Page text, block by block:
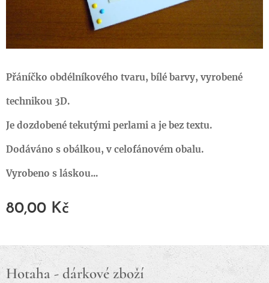
Přáníčko obdélníkového tvaru, bílé barvy, vyrobené
technikou 3D.
Je dozdobené tekutými perlami a je bez textu.
Dodáváno s obálkou, v celofánovém obalu.
Vyrobeno s láskou...
80,00 Kč
Hotaha - dárkové zboží